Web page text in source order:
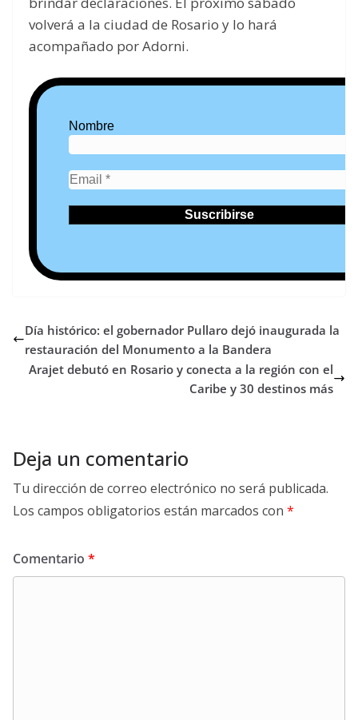
volverá a la ciudad de Rosario y lo hará
acompañado por Adorni.
Nombre
Día histórico: el gobernador Pullaro dejó inaugurada la
restauración del Monumento a la Bandera
Arajet debutó en Rosario y conecta a la región con el
Caribe y 30 destinos más
Deja un comentario
Tu dirección de correo electrónico no será publicada.
Los campos obligatorios están marcados con *
Comentario *